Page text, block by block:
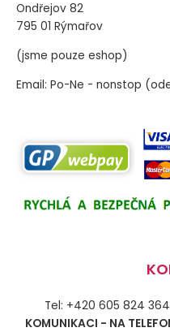
Ondřejov 82
795 01 Rýmařov
(jsme pouze eshop)
Email: Po-Ne - nonstop
Tel: +420 605 824
KOMUNIKACI - NA